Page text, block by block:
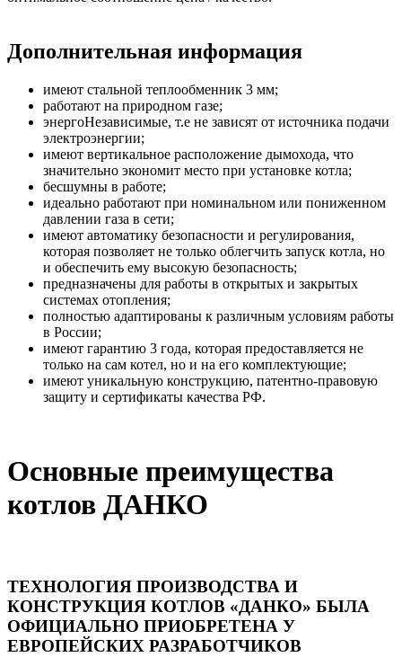
Дополнительная информация
имеют стальной теплообменник 3 мм;
работают на природном газе;
энергоНезависимые, т.е не зависят от источника подачи
электроэнергии;
имеют вертикальное расположение дымохода, что
значительно экономит место при установке котла;
бесшумны в работе;
идеально работают при номинальном или пониженном
давлении газа в сети;
имеют автоматику безопасности и регулирования,
которая позволяет не только облегчить запуск котла, но
и обеспечить ему высокую безопасность;
предназначены для работы в открытых и закрытых
системах отопления;
полностью адаптированы к различным условиям работы
в России;
имеют гарантию 3 года, которая предоставляется не
только на сам котел, но и на его комплектующие;
имеют уникальную конструкцию, патентно-правовую
защиту и сертификаты качества РФ.
Основные преимущества
котлов ДАНКО
ТЕХНОЛОГИЯ ПРОИЗВОДСТВА И
КОНСТРУКЦИЯ КОТЛОВ «ДАНКО» БЫЛА
ОФИЦИАЛЬНО ПРИОБРЕТЕНА У
ЕВРОПЕЙСКИХ РАЗРАБОТЧИКОВ